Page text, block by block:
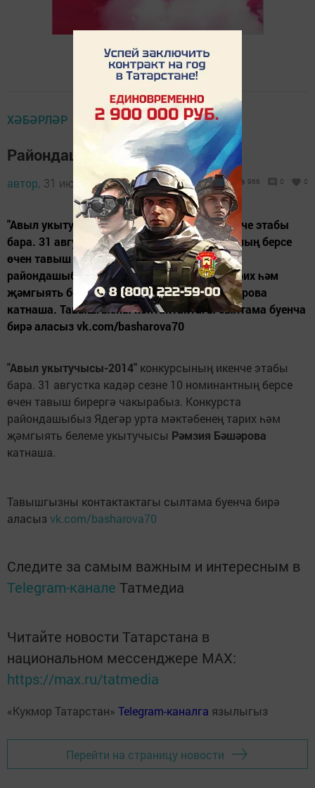
ХӘБӘРЛӘР
Райондашыбызга тавыш бирик
автор, 31 июль 2014 - 10:22 966 0 0
"Авыл укытучысы-2014" конкурсының икенче этабы
бара. 31 августка кадәр сезне 10 номинантның берсе
өчен тавыш бирергә чакырабыз. Конкурста
райондашыбыз Ядегәр урта мәктәбенең тарих һәм
җәмгыять белеме укытучысы Рәмзия Бәшәрова
катнаша. Тавышгызны контактактагы сылтама буенча
бирә аласыз vk.com/basharova70
"Авыл укытучысы-2014" конкурсының икенче этабы
бара. 31 августка кадәр сезне 10 номинантның берсе
өчен тавыш бирергә чакырабыз. Конкурста
райондашыбыз Ядегәр урта мәктәбенең тарих һәм
җәмгыять белеме укытучысы Рәмзия Бәшәрова
катнаша.
Тавышгызны контактактагы сылтама буенча бирә
аласыз vk.com/basharova70
Следите за самым важным и интересным в
Telegram-канале Татмедиа
Читайте новости Татарстана в
национальном мессенджере MАХ:
https://max.ru/tatmedia
«Кукмор Татарстан» Telegram-каналга язылыгыз
Перейти на страницу новости